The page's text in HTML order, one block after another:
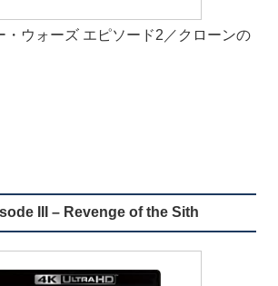
・ウォーズ エピソード2／クローンの
III – Revenge of the Sith